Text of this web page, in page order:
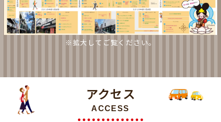
※拡大してご覧ください。
アクセス
ACCESS